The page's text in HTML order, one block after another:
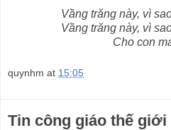
Vầng trăng này, vì
Vầng trăng này, vì
Cho con
quynhm at 15:05
Tin công giáo thế giới